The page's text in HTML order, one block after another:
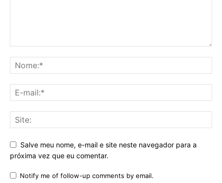
Salve meu nome, e-mail e site neste navegador para a
próxima vez que eu comentar.
Notify me of follow-up comments by email.